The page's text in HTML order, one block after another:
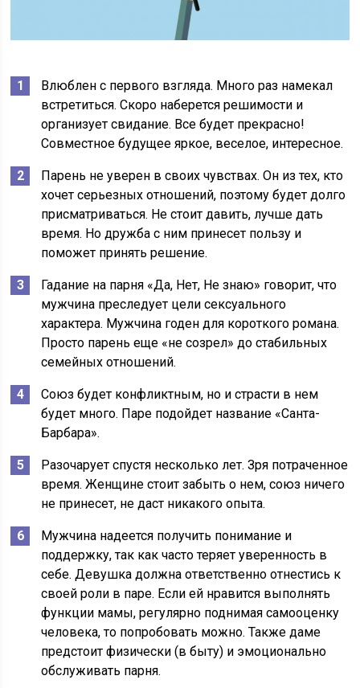
Влюблен с первого взгляда. Много раз намекал
встретиться. Скоро наберется решимости и
организует свидание. Все будет прекрасно!
Совместное будущее яркое, веселое, интересное.
Парень не уверен в своих чувствах. Он из тех, кто
хочет серьезных отношений, поэтому будет долго
присматриваться. Не стоит давить, лучше дать
время. Но дружба с ним принесет пользу и
поможет принять решение.
Гадание на парня «Да, Нет, Не знаю» говорит, что
мужчина преследует цели сексуального
характера. Мужчина годен для короткого романа.
Просто парень еще «не созрел» до стабильных
семейных отношений.
Союз будет конфликтным, но и страсти в нем
будет много. Паре подойдет название «Санта-
Барбара».
Разочарует спустя несколько лет. Зря потраченное
время. Женщине стоит забыть о нем, союз ничего
не принесет, не даст никакого опыта.
Мужчина надеется получить понимание и
поддержку, так как часто теряет уверенность в
себе. Девушка должна ответственно отнестись к
своей роли в паре. Если ей нравится выполнять
функции мамы, регулярно поднимая самооценку
человека, то попробовать можно. Также даме
предстоит физически (в быту) и эмоционально
обслуживать парня.